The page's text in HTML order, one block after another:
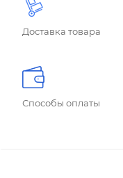
Доставка товара
Способы оплаты